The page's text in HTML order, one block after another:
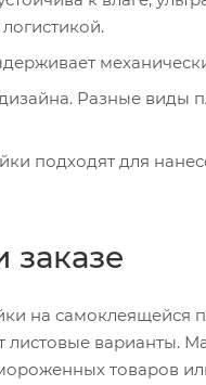
Разные виды
подходят для
заказе
на самоклеящейся
листовые варианты.
товаров